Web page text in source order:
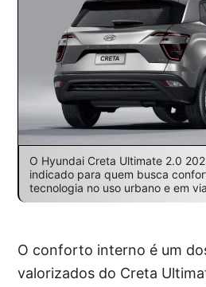
O Hyundai Creta Ultimate 2.0
indicado para quem busca
tecnologia no uso urbano e em
O conforto interno é um
valorizados do Creta